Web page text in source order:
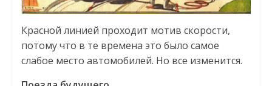
Красной линией проходит мотив скорости,
потому что в те времена это было самое
слабое место автомобилей. Но все изменится.